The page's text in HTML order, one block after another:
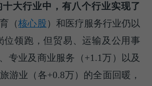
大行业中，有八个行业实现了
（核心股） 和医疗服务行业仍以
位领跑，但贸易、运输及公用事
专业及商业服务（+1.1万）以及
游业（各+0.8万）的全面回暖，